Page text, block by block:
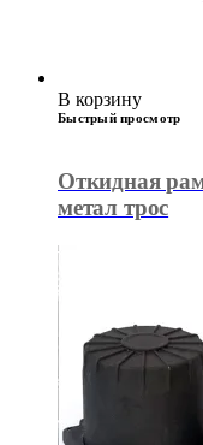
В корзину
Быстрый просмотр
Откидная
метал трос